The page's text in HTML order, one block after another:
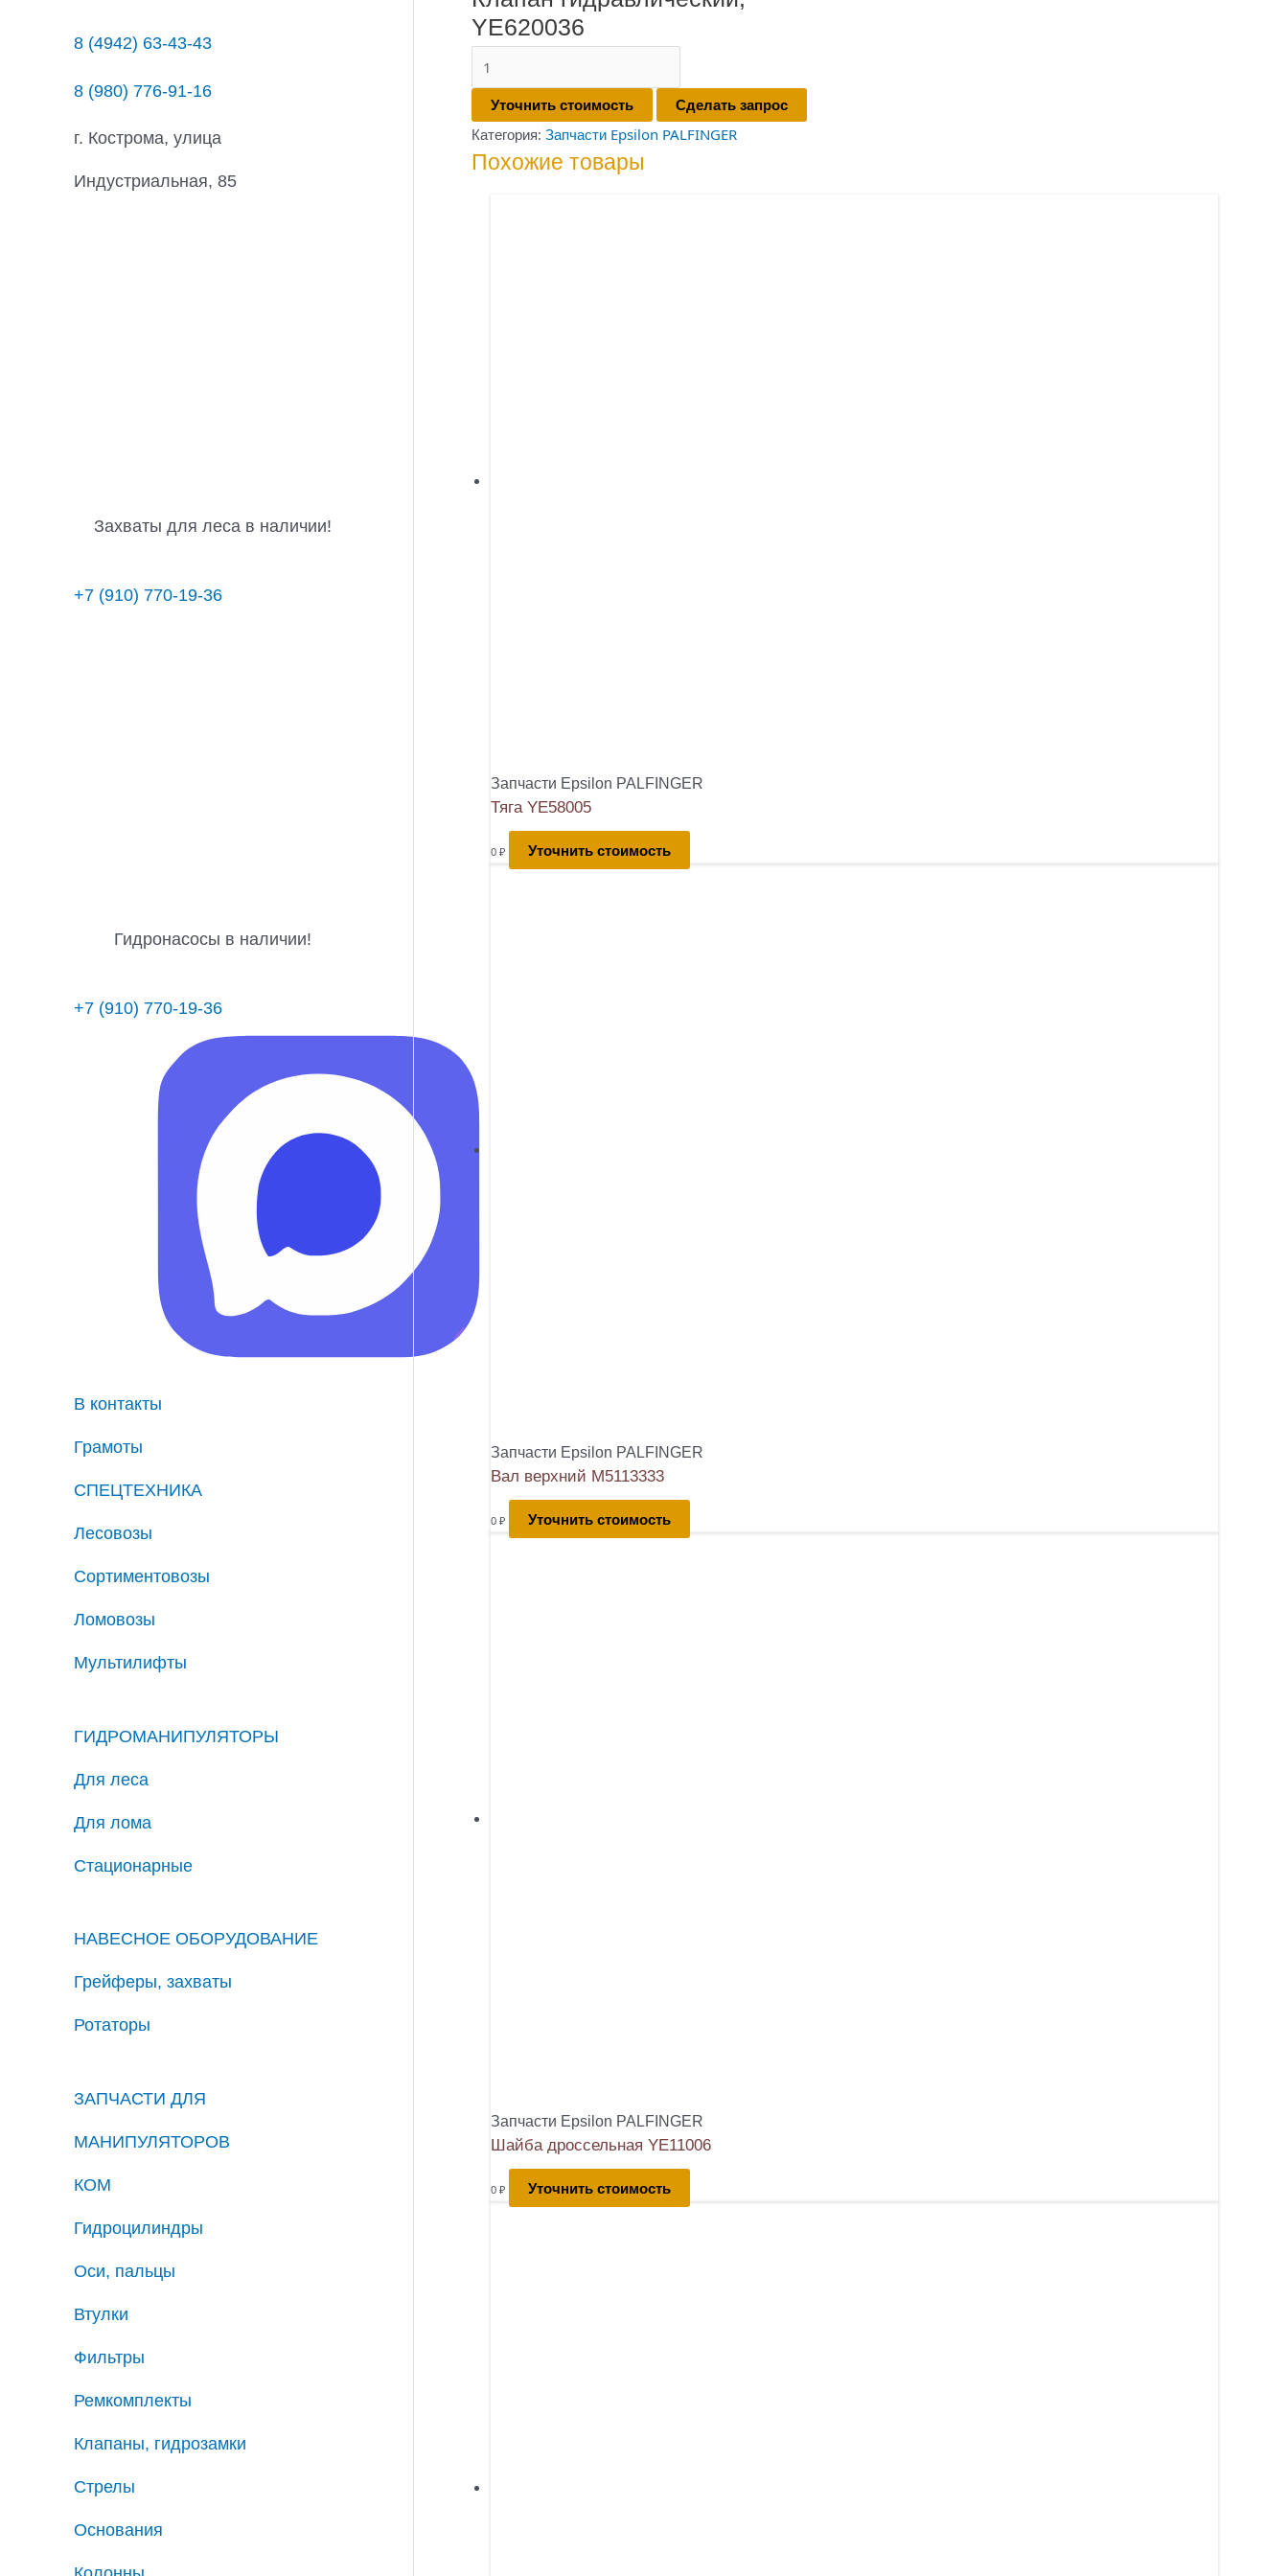
8 (4942) 63-43-43
8 (980) 776-91-16
г. Кострома, улица
Индустриальная, 85
Захваты для леса в наличии!
+7 (910) 770-19-36
Гидронасосы в наличии!
+7 (910) 770-19-36
В контакты
Грамоты
СПЕЦТЕХНИКА
Лесовозы
Сортиментовозы
Ломовозы
Мультилифты
ГИДРОМАНИПУЛЯТОРЫ
Для леса
Для лома
Стационарные
НАВЕСНОЕ ОБОРУДОВАНИЕ
Грейферы, захваты
Ротаторы
ЗАПЧАСТИ ДЛЯ
МАНИПУЛЯТОРОВ
КОМ
Гидроцилиндры
Оси, пальцы
Втулки
Фильтры
Ремкомплекты
Клапаны, гидрозамки
Стрелы
Основания
YE620036
товара
Клапан
гидравлический,
YE620036
Уточнить стоимость
Сделать запрос
Категория: Запчасти Epsilon PALFINGER
Похожие товары
Запчасти Epsilon PALFINGER
Тяга YE58005
0 ₽ Уточнить стоимость
Запчасти Epsilon PALFINGER
Вал верхний М5113333
0 ₽ Уточнить стоимость
Запчасти Epsilon PALFINGER
Шайба дроссельная YE11006
0 ₽ Уточнить стоимость